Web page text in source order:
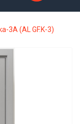
3А (AL GF.K-3)